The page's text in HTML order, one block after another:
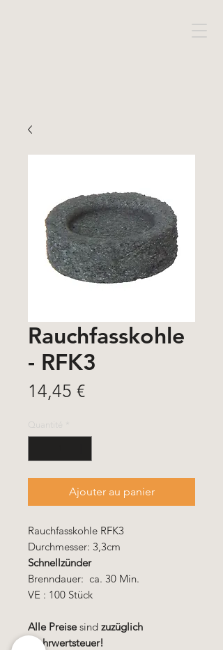
Rauchfasskohle
- RFK3
14,45 €Prix
Quantité
Ajouter au panier
Rauchfasskohle RFK3
Durchmesser: 3,3cm
Schnellzünder
Brenndauer: ca. 30 Min.
VE : 100 Stück
Alle Preisesind zuzüglich
Mehrwertsteuer!